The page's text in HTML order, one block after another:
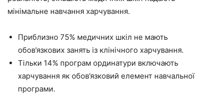
мінімальне навчання харчування.
Приблизно 75% медичних шкіл не мають
обов’язкових занять із клінічного харчування.
Тільки 14% програм ординатури включають
харчування як обов’язковий елемент навчальної
програми.